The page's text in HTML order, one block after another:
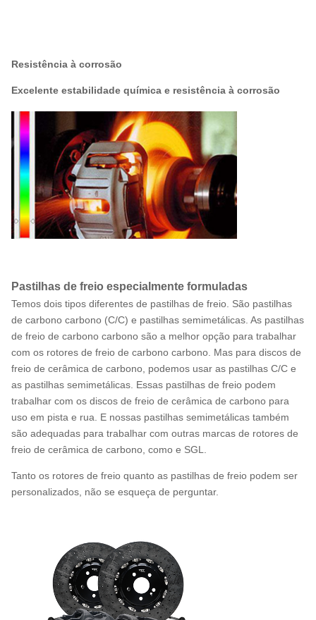
Resistência à corrosão
Excelente estabilidade química e resistência à corrosão
Pastilhas de freio especialmente formuladas
Temos dois tipos diferentes de pastilhas de freio. São pastilhas
de carbono carbono (C/C) e pastilhas semimetálicas. As pastilhas
de freio de carbono carbono são a melhor opção para trabalhar
com os rotores de freio de carbono carbono. Mas para discos de
freio de cerâmica de carbono, podemos usar as pastilhas C/C e
as pastilhas semimetálicas. Essas pastilhas de freio podem
trabalhar com os discos de freio de cerâmica de carbono para
uso em pista e rua. E nossas pastilhas semimetálicas também
são adequadas para trabalhar com outras marcas de rotores de
freio de cerâmica de carbono, como e SGL.
Tanto os rotores de freio quanto as pastilhas de freio podem ser
personalizados, não se esqueça de perguntar.